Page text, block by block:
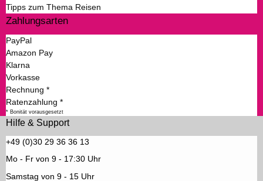
Tipps zum Thema Reisen
Zahlungsarten
PayPal
Amazon Pay
Klarna
Vorkasse
Rechnung *
Ratenzahlung *
* Bonität vorausgesetzt
Hilfe & Support
+49 (0)30 29 36 36 13
Mo - Fr von 9 - 17:30 Uhr
Samstag von 9 - 15 Uhr